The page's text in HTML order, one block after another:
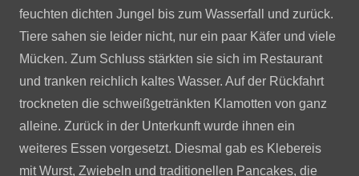
feuchten dichten Jungel bis zum Wasserfall und zurück.
Tiere sahen sie leider nicht, nur ein paar Käfer und viele
Mücken. Zum Schluss stärkten sie sich im Restaurant
und tranken reichlich kaltes Wasser. Auf der Rückfahrt
trockneten die schweißgetränkten Klamotten von ganz
alleine. Zurück in der Unterkunft wurde ihnen ein
weiteres Essen vorgesetzt. Diesmal gab es Klebereis
mit Wurst, Zwiebeln und traditionellen Pancakes, die